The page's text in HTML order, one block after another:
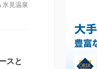
見温泉
スと